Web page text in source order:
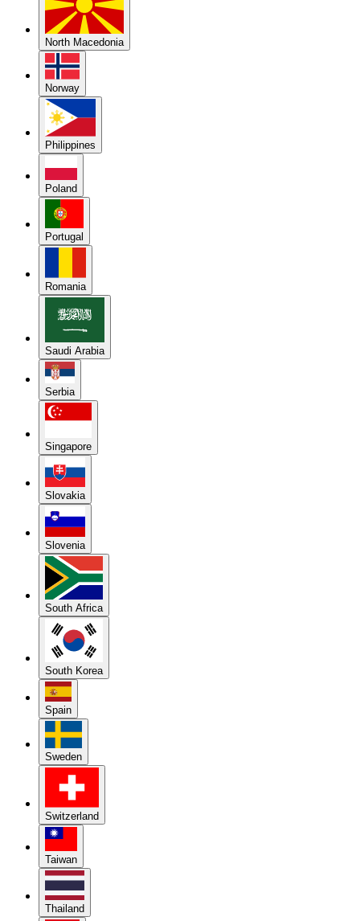
North Macedonia
Norway
Philippines
Poland
Portugal
Romania
Saudi Arabia
Serbia
Singapore
Slovakia
Slovenia
South Africa
South Korea
Spain
Sweden
Switzerland
Taiwan
Thailand